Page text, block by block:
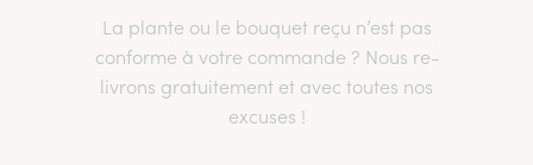
La plante ou le bouquet reçu n’est pas
conforme à votre commande ? Nous re-
livrons gratuitement et avec toutes nos
excuses !